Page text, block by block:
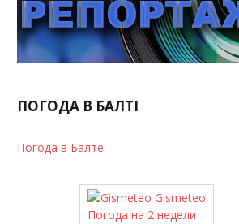
ПОГОДА В БАЛТІ
Погода в Балте
Gismeteo
Погода на 2 недели